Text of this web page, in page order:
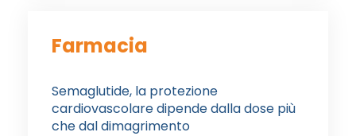
Farmacia
Semaglutide, la protezione
cardiovascolare dipende dalla dose più
che dal dimagrimento